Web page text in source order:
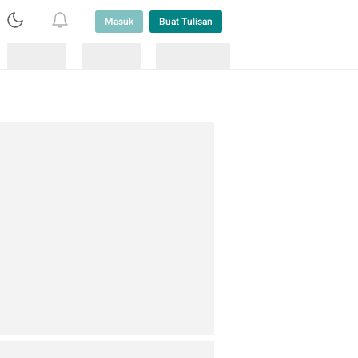
Masuk Buat Tulisan